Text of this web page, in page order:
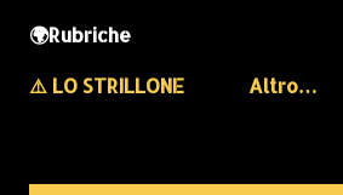
🌍Rubriche
⚠️ LO STRILLONE
Altro…